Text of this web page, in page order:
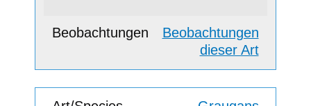
Beobachtungen
dieser Art